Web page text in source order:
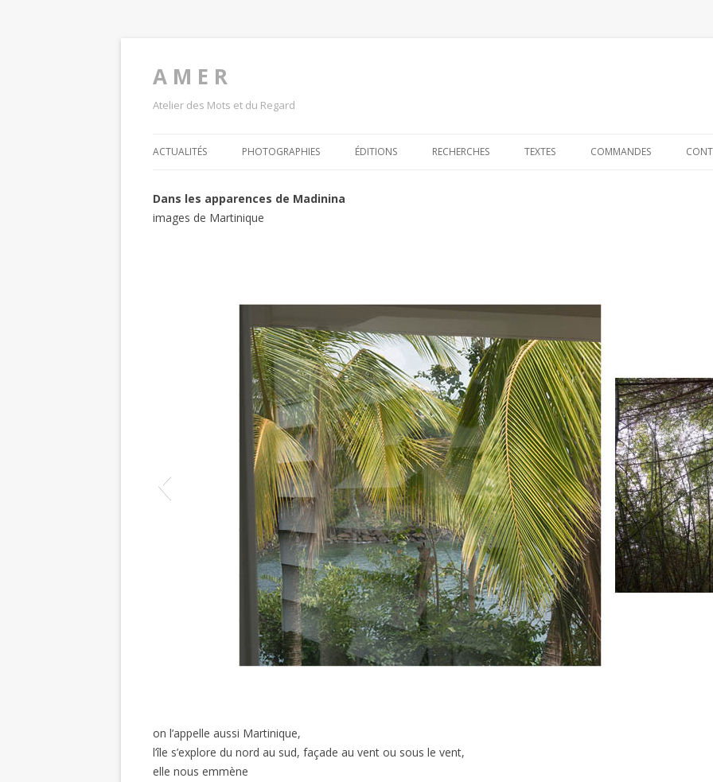
A M E R
Atelier des Mots et du Regard
ACTUALITÉS PHOTOGRAPHIES ÉDITIONS RECHERCHES TEXTES COMMANDES
Dans les apparences de Madinina
images de Martinique
on l’appelle aussi Martinique,
l’île s’explore du nord au sud, façade au vent ou sous le vent,
elle nous emmène